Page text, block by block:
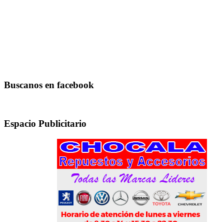
Buscanos en facebook
Espacio Publicitario